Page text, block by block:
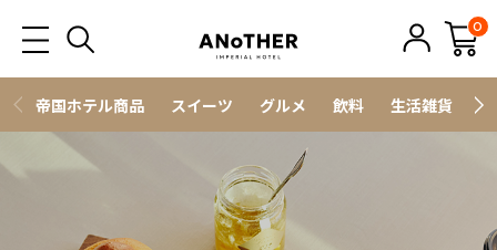
0
帝国ホテル商品 スイーツ グルメ 飲料 生活雑貨